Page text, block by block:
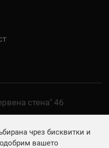
стена" 46
чрез бисквитки и
вашето